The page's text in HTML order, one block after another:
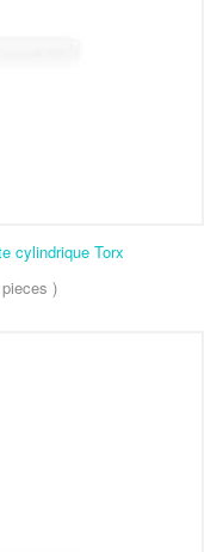
cylindrique Torx
)